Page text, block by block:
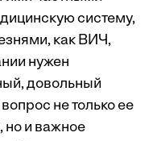
систему,
как ВИЧ,
нужен
довольный
не только ее
но и важное